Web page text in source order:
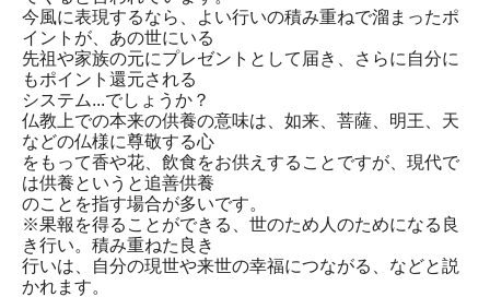
今風に表現するなら、よい行いの積み重ねで溜まったポ
イントが、あの世にいる
先祖や家族の元にプレゼントとして届き、さらに自分に
もポイント還元される
システム...でしょうか？
仏教上での本来の供養の意味は、如来、菩薩、明王、天
などの仏様に尊敬する心
をもって香や花、飲食をお供えすることですが、現代で
は供養というと追善供養
のことを指す場合が多いです。
※果報を得ることができる、世のため人のためになる良
き行い。積み重ねた良き
行いは、自分の現世や来世の幸福につながる、などと説
かれます。